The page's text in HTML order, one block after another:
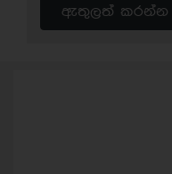
ඇතුලත් කරන්න